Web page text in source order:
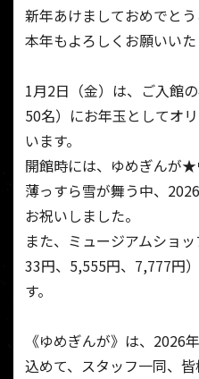
新年あけましておめでとう
本年もよろしくお願いいた
1月2日（金）は、ご入館
50名）にお年玉としてオ
います。
開館時には、ゆめぎんが★
薄っすら雪が舞う中、
お祝いしました。
また、ミュージアムショ
33円、5,555円、7,777円
す。
《ゆめぎんが》は、2026
込めて、スタッフ一同、